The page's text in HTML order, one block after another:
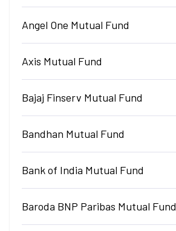
Angel One Mutual Fund
Axis Mutual Fund
Bajaj Finserv Mutual Fund
Bandhan Mutual Fund
Bank of India Mutual Fund
Baroda BNP Paribas Mutual Fund